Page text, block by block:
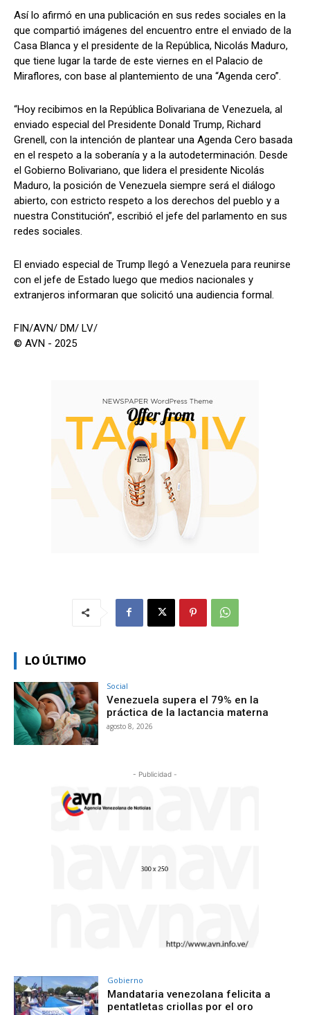
Así lo afirmó en una publicación en sus redes sociales en la
que compartió imágenes del encuentro entre el enviado de la
Casa Blanca y el presidente de la República, Nicolás Maduro,
que tiene lugar la tarde de este viernes en el Palacio de
Miraflores, con base al plantemiento de una “Agenda cero”.
“Hoy recibimos en la República Bolivariana de Venezuela, al
enviado especial del Presidente Donald Trump, Richard
Grenell, con la intención de plantear una Agenda Cero basada
en el respeto a la soberanía y a la autodeterminación. Desde
el Gobierno Bolivariano, que lidera el presidente Nicolás
Maduro, la posición de Venezuela siempre será el diálogo
abierto, con estricto respeto a los derechos del pueblo y a
nuestra Constitución”, escribió el jefe del parlamento en sus
redes sociales.
El enviado especial de Trump llegó a Venezuela para reunirse
con el jefe de Estado luego que medios nacionales y
extranjeros informaran que solicitó una audiencia formal.
FIN/AVN/ DM/ LV/
© AVN - 2025
LO ÚLTIMO
Social
Venezuela supera el 79% en la
práctica de la lactancia materna
agosto 8, 2026
- Publicidad -
Gobierno
Mandataria venezolana felicita a
pentatletas criollas por el oro